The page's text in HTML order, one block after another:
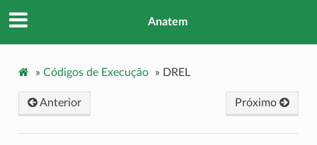
Anatem
» Códigos de Execução » DREL
Próximo
Anterior